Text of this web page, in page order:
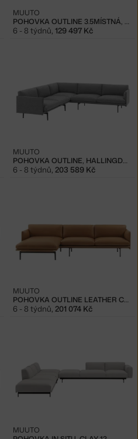
POHOVKA OUTLINE 3.5MÍSTNÁ, HALLINGDAL 166
MUUTO
6 - 8 týdnů, 129 497 Kč
POHOVKA OUTLINE, HALLINGDAL 166
MUUTO
6 - 8 týdnů, 203 589 Kč
POHOVKA OUTLINE LEATHER CHAISE LONGUE
MUUTO
6 - 8 týdnů, 201 074 Kč
MUUTO